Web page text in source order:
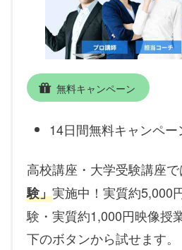
無料キャンペーン
14日間無料キャンペー
高校講座・大学受験講座で
験」実施中！実質約5,000
験・実質約1,000円映像授
下のボタンから試せます。